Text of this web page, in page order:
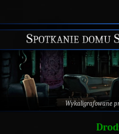
Spotkanie domu
Wykaligrafowane